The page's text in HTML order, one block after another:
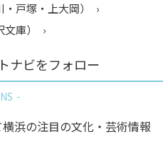
戸塚・上大岡）
庫）
ナビをフォロー
浜の注目の文化・芸術情報